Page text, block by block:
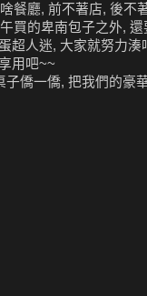
餐廳, 前不著店, 後不
買的卑南包子之外,
超人迷, 大家就努力
用吧~~
子僑一僑, 把我們的豪